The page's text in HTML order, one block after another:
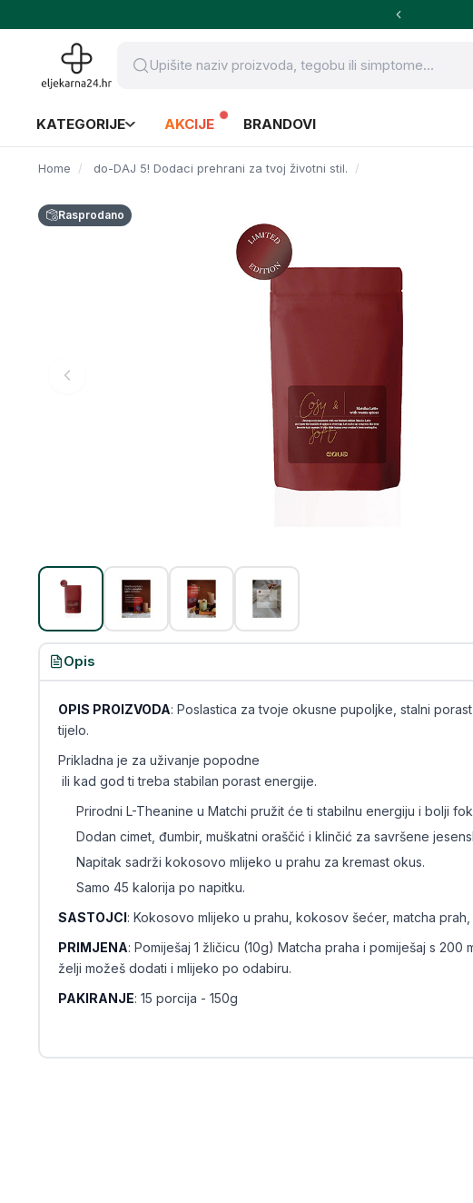
KATEGORIJE AKCIJE BRANDOVI
Home do-DAJ 5! Dodaci prehrani za tvoj životni stil.
Rasprodano
Opis
OPIS PROIZVODA: Poslastica za tvoje okusne pupoljke, stalni
tijelo.
Prikladna je za uživanje popodne
ili kad god ti treba stabilan porast energije.
Prirodni L-Theanine u Matchi pružit će ti stabilnu energiju i bolji
Dodan cimet, đumbir, muškatni oraščić i klinčić za savršene
Napitak sadrži kokosovo mlijeko u prahu za kremast okus.
Samo 45 kalorija po napitku.
SASTOJCI: Kokosovo mlijeko u prahu, kokosov šećer, matcha prah,
PRIMJENA: Pomiješaj 1 žličicu (10g) Matcha praha i pomiješaj s 200
želji možeš dodati i mlijeko po odabiru.
PAKIRANJE: 15 porcija - 150g